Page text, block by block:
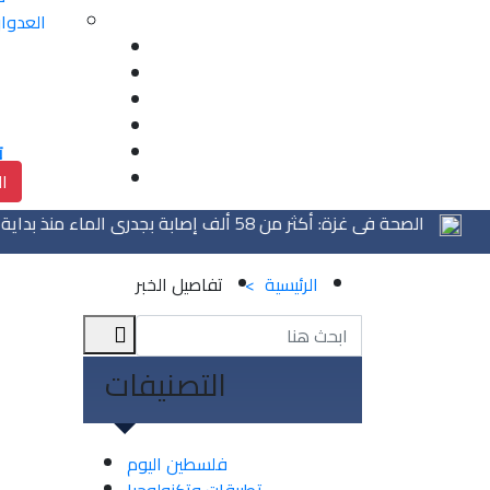
الصحة في غزة: أكثر من 58 ألف إصابة بجدري الماء منذ بداية 2026 وتحذير من تفشٍ وبائيمنتخبنا الوطني
الرئيسية > تفاصيل الخبر
التصنيفات
فلسطين اليوم